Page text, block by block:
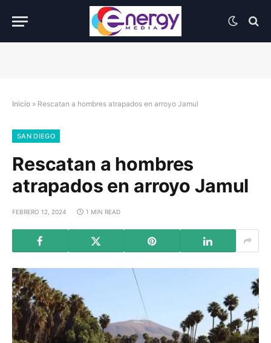
Inicio » Rescatan a hombres atrapados en arroyo Jamul
SAN DIEGO
Rescatan a hombres
atrapados en arroyo Jamul
FEBRERO 12, 2024 1 MIN READ